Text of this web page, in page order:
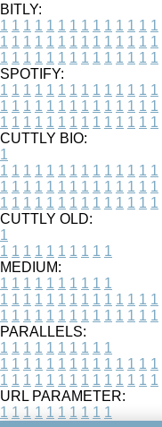
BITLY:
1 1 1 1 1 1 1 1 1 1 1 1 1 1
1 1 1 1 1 1 1 1 1 1 1 1 1 1
1 1 1 1 1 1 1 1 1 1 1 1 1 1
SPOTIFY:
1 1 1 1 1 1 1 1 1 1 1 1 1 1
1 1 1 1 1 1 1 1 1 1 1 1 1 1
1 1 1 1 1 1 1 1 1 1 1 1 1 1
CUTTLY BIO:
1
1 1 1 1 1 1 1 1 1 1 1 1 1 1
1 1 1 1 1 1 1 1 1 1 1 1 1 1
1 1 1 1 1 1 1 1 1 1 1 1 1 1
CUTTLY OLD:
1
1 1 1 1 1 1 1 1 1 1
MEDIUM:
1 1 1 1 1 1 1 1 1 1
1 1 1 1 1 1 1 1 1 1 1 1 1 1
1 1 1 1 1 1 1 1 1 1 1 1 1 1
PARALLELS:
1 1 1 1 1 1 1 1 1 1
1 1 1 1 1 1 1 1 1 1 1 1 1 1
1 1 1 1 1 1 1 1 1 1 1 1 1 1
URL PARAMETER:
1 1 1 1 1 1 1 1 1 1